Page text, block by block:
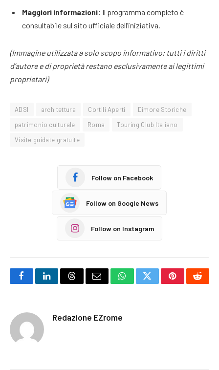
Maggiori informazioni: Il programma completo è
consultabile sul sito ufficiale dell’iniziativa.
(Immagine utilizzata a solo scopo informativo; tutti i diritti
d’autore e di proprietà restano esclusivamente ai legittimi
proprietari)
ADSI architettura Cortili Aperti
Dimore Storiche
patrimonio culturale
Roma
Touring Club Italiano
Visite guidate gratuite
Follow on Facebook
Follow on Google News
Follow on Instagram
FacebookLinkedInThreadsEmail WhatsAppTwitterPinterest
Redazione EZrome